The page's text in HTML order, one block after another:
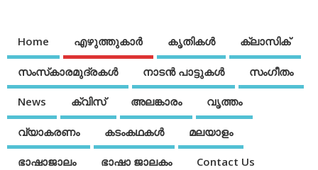
Home എഴുത്തുകാര്‍ കൃതികൾ ക്ലാസിക്
സംസ്‌കാരമുദ്രകള്‍ നാടന്‍ പാട്ടുകള്‍ സംഗീതം
News ക്വിസ് അലങ്കാരം വൃത്തം
വ്യാകരണം കടംകഥകള്‍ മലയാളം
ഭാഷാജാലം ഭാഷാ ജാലകം Contact Us